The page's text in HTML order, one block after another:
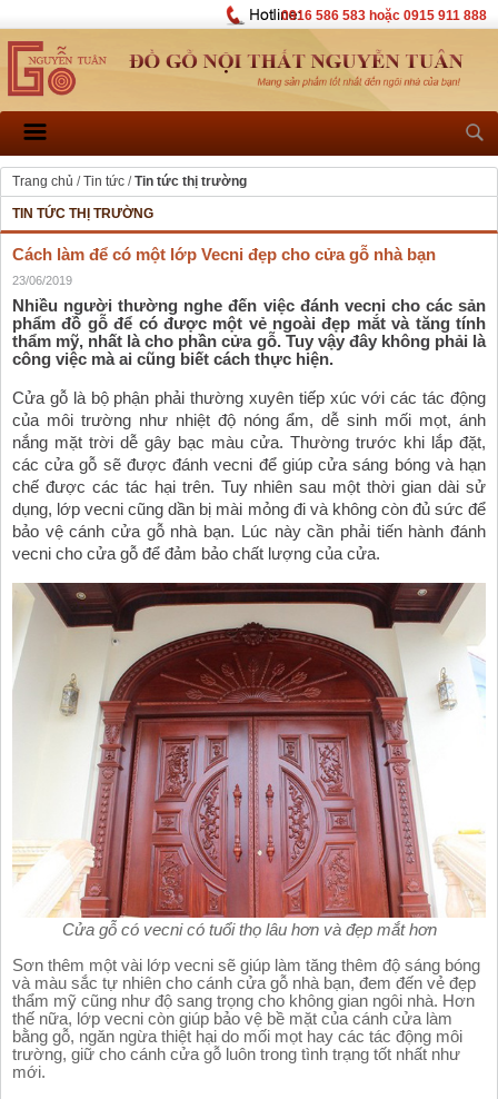
0916 586 583 hoặc 0915 911 888
Trang chủ /Tin tức /Tin tức thị trường
TIN TỨC THỊ TRƯỜNG
Cách làm để có một lớp Vecni đẹp cho cửa gỗ nhà bạn
23/06/2019
Nhiều người thường nghe đến việc đánh vecni cho các sản
phẩm đồ gỗ để có được một vẻ ngoài đẹp mắt và tăng tính
thẩm mỹ, nhất là cho phần cửa gỗ. Tuy vậy đây không phải là
công việc mà ai cũng biết cách thực hiện.
Cửa gỗ là bộ phận phải thường xuyên tiếp xúc với các tác động
của môi trường như nhiệt độ nóng ẩm, dễ sinh mối mọt, ánh
nắng mặt trời dễ gây bạc màu cửa. Thường trước khi lắp đặt,
các cửa gỗ sẽ được đánh vecni để giúp cửa sáng bóng và hạn
chế được các tác hại trên. Tuy nhiên sau một thời gian dài sử
dụng, lớp vecni cũng dần bị mài mỏng đi và không còn đủ sức để
bảo vệ cánh cửa gỗ nhà bạn. Lúc này cần phải tiến hành đánh
vecni cho cửa gỗ để đảm bảo chất lượng của cửa.
Cửa gỗ có vecni có tuổi thọ lâu hơn và đẹp mắt hơn
Sơn thêm một vài lớp vecni sẽ giúp làm tăng thêm độ sáng bóng
và màu sắc tự nhiên cho cánh cửa gỗ nhà bạn, đem đến vẻ đẹp
thẩm mỹ cũng như độ sang trọng cho không gian ngôi nhà. Hơn
thế nữa, lớp vecni còn giúp bảo vệ bề mặt của cánh cửa làm
bằng gỗ, ngăn ngừa thiệt hại do mối mọt hay các tác động môi
trường, giữ cho cánh cửa gỗ luôn trong tình trạng tốt nhất như
mới.